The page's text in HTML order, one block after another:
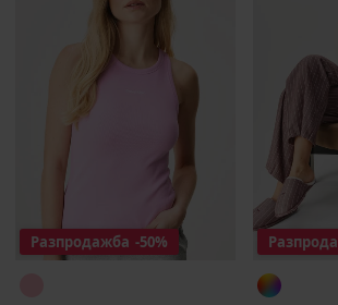
Разпродажба -50%